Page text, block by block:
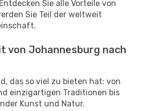
Sie alle Vorteile von
Sie Teil der weltweit
von Johannesburg nach
das so viel zu bieten hat: von
einzigartigen Traditionen bis
Kunst und Natur.